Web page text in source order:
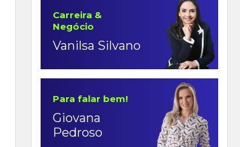
Carreira &
Negócio
Vanilsa Silvano
Para falar bem!
Giovana
Pedroso